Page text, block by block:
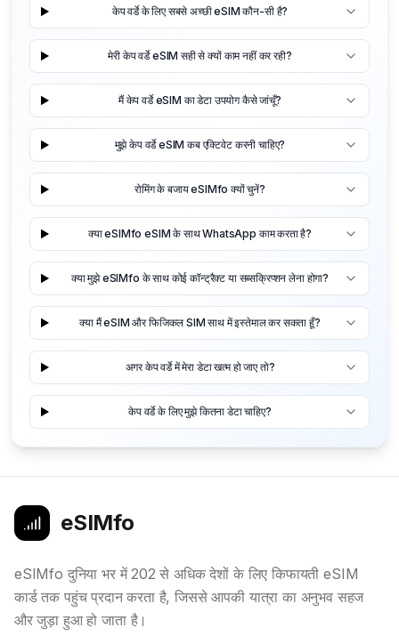
केप वर्डे के लिए सबसे अच्छी eSIM कौन-सी है?
मेरी केप वर्डे eSIM सही से क्यों काम नहीं कर रही?
मैं केप वर्डे eSIM का डेटा उपयोग कैसे जांचूँ?
मुझे केप वर्डे eSIM कब एक्टिवेट करनी चाहिए?
रोमिंग के बजाय eSIMfo क्यों चुनें?
क्या eSIMfo eSIM के साथ WhatsApp काम करता है?
क्या मुझे eSIMfo के साथ कोई कॉन्ट्रैक्ट या सब्सक्रिप्शन लेना होगा?
क्या मैं eSIM और फिजिकल SIM साथ में इस्तेमाल कर सकता हूँ?
अगर केप वर्डे में मेरा डेटा खत्म हो जाए तो?
केप वर्डे के लिए मुझे कितना डेटा चाहिए?
eSIMfo
eSIMfo दुनिया भर में 202 से अधिक देशों के लिए किफायती eSIM
कार्ड तक पहुंच प्रदान करता है, जिससे आपकी यात्रा का अनुभव सहज
और जुड़ा हुआ हो जाता है।